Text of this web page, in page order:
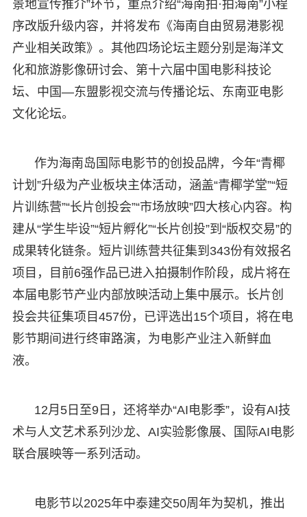
景地宣传推介”环节，重点介绍“海南拍·拍海南”小程
序改版升级内容，并将发布《海南自由贸易港影视
产业相关政策》。其他四场论坛主题分别是海洋文
化和旅游影像研讨会、第十六届中国电影科技论
坛、中国—东盟影视交流与传播论坛、东南亚电影
文化论坛。
作为海南岛国际电影节的创投品牌，今年“青椰
计划”升级为产业板块主体活动，涵盖“青椰学堂”“短
片训练营”“长片创投会”“市场放映”四大核心内容。构
建从“学生毕设”“短片孵化”“长片创投”到“版权交易”的
成果转化链条。短片训练营共征集到343份有效报名
项目，目前6强作品已进入拍摄制作阶段，成片将在
本届电影节产业内部放映活动上集中展示。长片创
投会共征集项目457份，已评选出15个项目，将在电
影节期间进行终审路演，为电影产业注入新鲜血
液。
12月5日至9日，还将举办“AI电影季”，设有AI技
术与人文艺术系列沙龙、AI实验影像展、国际AI电影
联合展映等一系列活动。
电影节以2025年中泰建交50周年为契机，推出